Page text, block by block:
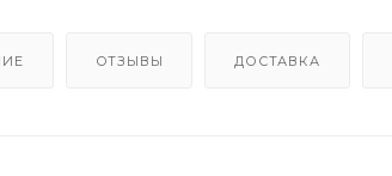
ОТЗЫВЫ ДОСТАВКА